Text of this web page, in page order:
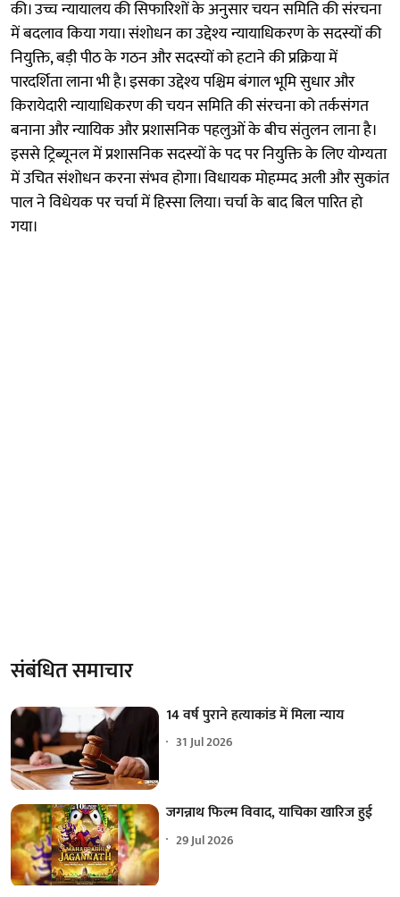
की। उच्च न्यायालय की सिफारिशों के अनुसार चयन समिति की संरचना
में बदलाव किया गया। संशोधन का उद्देश्य न्यायाधिकरण के सदस्यों की
नियुक्ति, बड़ी पीठ के गठन और सदस्यों को हटाने की प्रक्रिया में
पारदर्शिता लाना भी है। इसका उद्देश्य पश्चिम बंगाल भूमि सुधार और
किरायेदारी न्यायाधिकरण की चयन समिति की संरचना को तर्कसंगत
बनाना और न्यायिक और प्रशासनिक पहलुओं के बीच संतुलन लाना है।
इससे ट्रिब्यूनल में प्रशासनिक सदस्यों के पद पर नियुक्ति के लिए योग्यता
में उचित संशोधन करना संभव होगा। विधायक मोहम्मद अली और सुकांत
पाल ने विधेयक पर चर्चा में हिस्सा लिया। चर्चा के बाद बिल पारित हो
गया।
संबंधित समाचार
14 वर्ष पुराने हत्याकांड में मिला न्याय
31 Jul 2026
जगन्नाथ फिल्म विवाद, याचिका खारिज हुई
29 Jul 2026